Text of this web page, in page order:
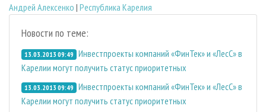
Андрей Алексенко | Республика Карелия
Новости по теме:
13.03.2013 09:49 Инвестпроекты компаний «ФинТек» и «ЛесС» в
Карелии могут получить статус приоритетных
13.03.2013 09:49 Инвестпроекты компаний «ФинТек» и «ЛесС» в
Карелии могут получить статус приоритетных